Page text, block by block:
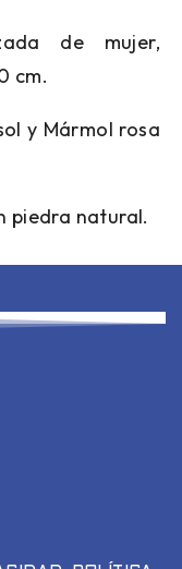
de mujer,
cm.
y Mármol rosa
piedra natural.